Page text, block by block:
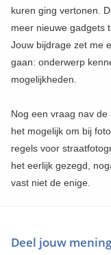
kuren ging vertonen.
meer nieuwe gadgets
Jouw bijdrage zet me
gaan: onderwerp
mogelijkheden.
Nog een vraag nav
het mogelijk om bij
regels voor
het eerlijk gezegd,
vast niet de enige.
Deel jouw mening